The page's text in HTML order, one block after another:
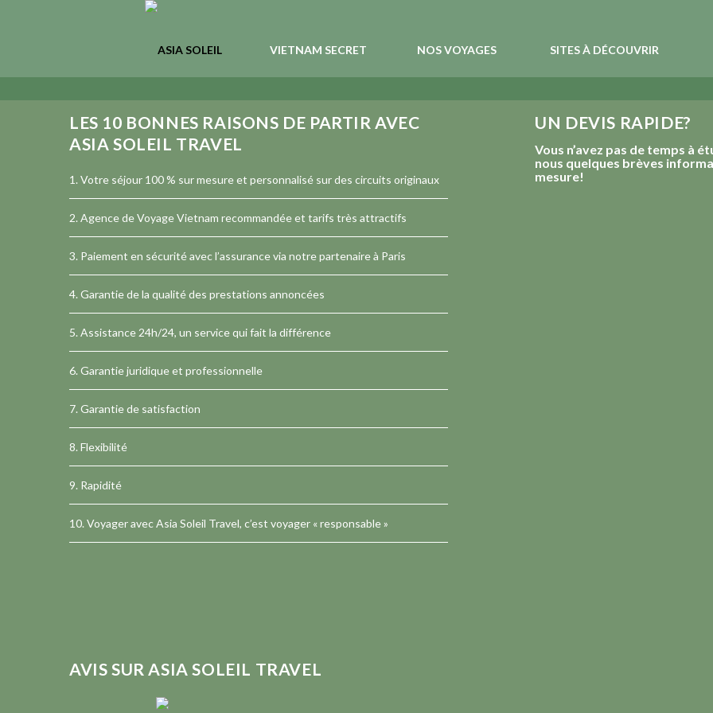
VIETNAM SECRET NOS VOYAGES SITES À DÉCOUVRIR
LES 10 BONNES RAISONS DE PARTIR AVEC
ASIA SOLEIL TRAVEL
1. Votre séjour 100 % sur mesure et personnalisé sur des circuits originaux
2.Agence de Voyage Vietnam recommandée et tarifs très attractifs
3. Paiement en sécurité avec l’assurance via notre partenaire à Paris
4. Garantie de la qualité des prestations annoncées
5. Assistance 24h/24, un service qui fait la différence
6. Garantie juridique et professionnelle
7. Garantie de satisfaction
8. Flexibilité
9. Rapidité
10. Voyager avec Asia Soleil Travel, c’est voyager « responsable »
AVIS SUR ASIA SOLEIL TRAVEL
UN DEVIS RAPIDE?
Vous n’avez pas de temps à
nous quelques brèves
mesure!